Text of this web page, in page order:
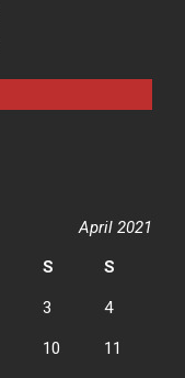
April 2021
S S
3 4
10 11